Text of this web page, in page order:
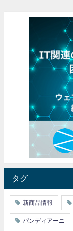
タグ
新商品情報
パンディアーニ